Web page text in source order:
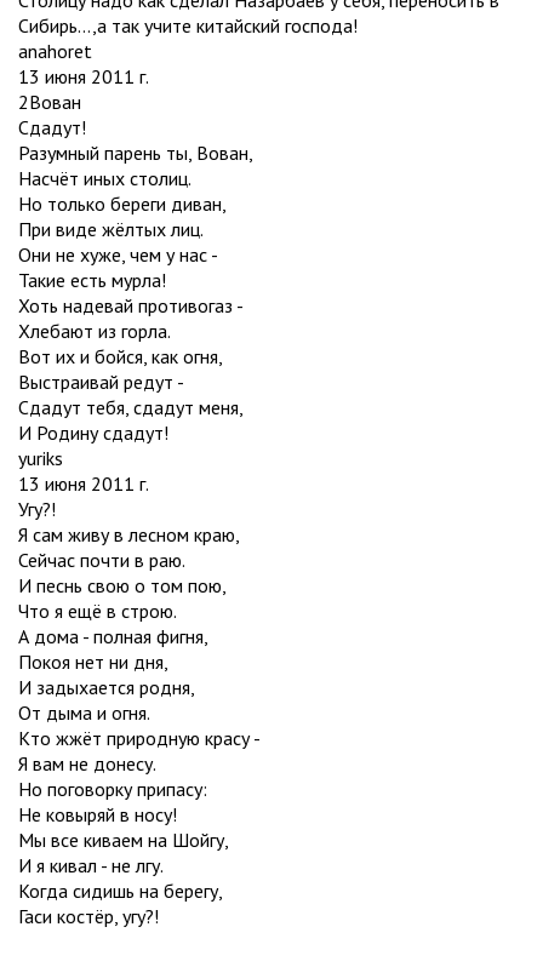
Сибирь...,а так учите китайский господа!
anahoret
13 июня 2011 г.
2Вован
Сдадут!
Разумный парень ты, Вован,
Насчёт иных столиц.
Но только береги диван,
При виде жёлтых лиц.
Они не хуже, чем у нас -
Такие есть мурла!
Хоть надевай противогаз -
Хлебают из горла.
Вот их и бойся, как огня,
Выстраивай редут -
Сдадут тебя, сдадут меня,
И Родину сдадут!
yuriks
13 июня 2011 г.
Угу?!
Я сам живу в лесном краю,
Сейчас почти в раю.
И песнь свою о том пою,
Что я ещё в строю.
А дома - полная фигня,
Покоя нет ни дня,
И задыхается родня,
От дыма и огня.
Кто жжёт природную красу -
Я вам не донесу.
Но поговорку припасу:
Не ковыряй в носу!
Мы все киваем на Шойгу,
И я кивал - не лгу.
Когда сидишь на берегу,
Гаси костёр, угу?!